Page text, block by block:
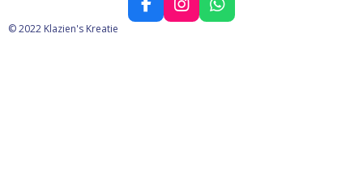
F
a
I
n
W
h
© 2022 Klazien's Kreatie